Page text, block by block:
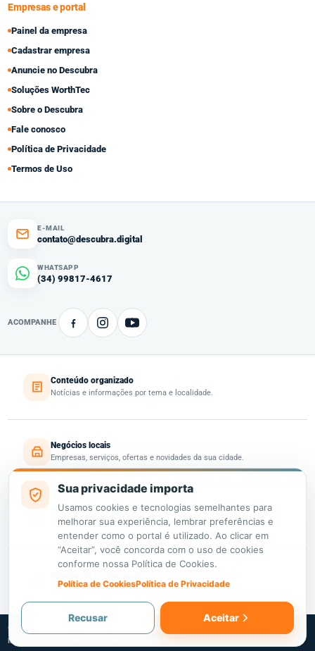
Empresas e portal
Painel da empresa
Cadastrar empresa
Anuncie no Descubra
Soluções WorthTec
Sobre o Descubra
Fale conosco
Política de Privacidade
Termos de Uso
E-MAIL
contato@descubra.digital
WHATSAPP
(34) 99817-4617
ACOMPANHE
Conteúdo organizado
Notícias e informações por tema e localidade.
Negócios locais
Empresas, serviços, ofertas e novidades da sua cidade.
Eventos e oportunidades
Descubra o que acontece e o que está disponível perto de você.
Privacidade, clareza e acesso simples aos conteúdos.
© 2026
. Todos os direitos reservados.
Mapa do site
Sua privacidade importa
Usamos cookies e tecnologias semelhantes para
melhorar sua experiência, lembrar preferências e
entender como o portal é utilizado. Ao clicar em
“Aceitar”, você concorda com o uso de cookies
conforme nossa Política de Cookies.
Política de CookiesPolítica de Privacidade
Recusar Aceitar